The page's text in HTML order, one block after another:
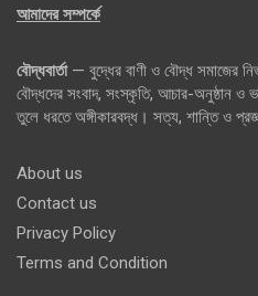
আমাদের সম্পর্কে
বৌদ্ধবার্তা— বুদ্ধের বাণী ও বৌদ্ধ সমাজের
বৌদ্ধদের সংবাদ, সংস্কৃতি, আচার-অনুষ্ঠান ও
তুলে ধরতে অঙ্গীকারবদ্ধ। সত্য, শান্তি ও
About us
Contact us
Privacy Policy
Terms and Condition